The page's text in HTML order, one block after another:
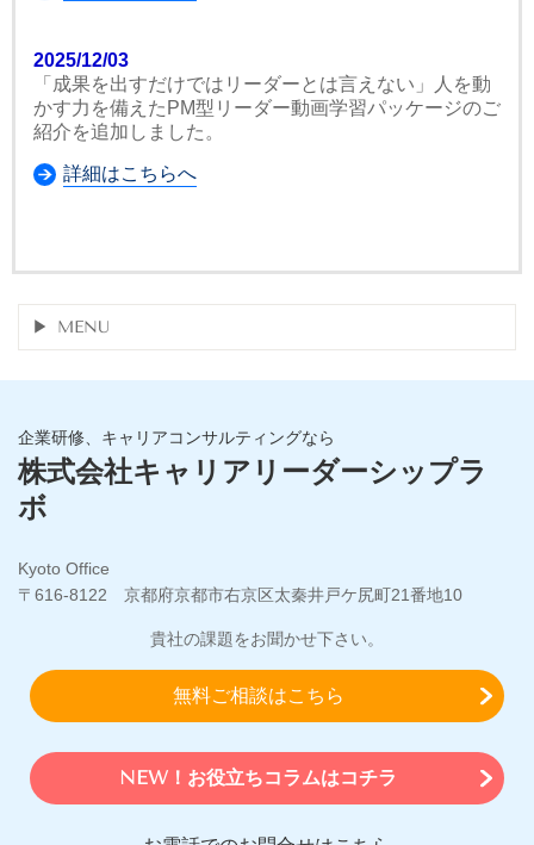
2025/12/03
「成果を出すだけではリーダーとは言えない」人を動
かす力を備えたPM型リーダー動画学習パッケージのご
紹介を追加しました。
詳細はこちらへ
MENU
企業研修、キャリアコンサルティングなら
株式会社キャリアリーダーシップラ
ボ
Kyoto Office
〒616-8122 京都府京都市右京区太秦井戸ケ尻町21番地10
貴社の課題をお聞かせ下さい。
無料ご相談はこちら
NEW！お役立ちコラムはコチラ